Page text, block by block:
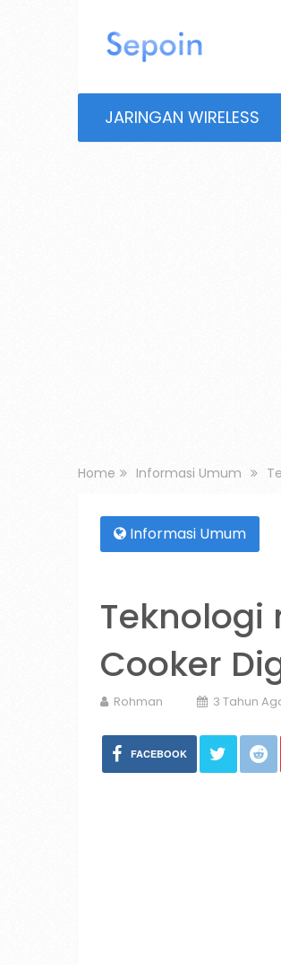
JARINGAN WIRELESS
Home Informasi Umum
Informasi Umum
Teknologi
Cooker
Rohman 3 Tahun
FACEBOOK